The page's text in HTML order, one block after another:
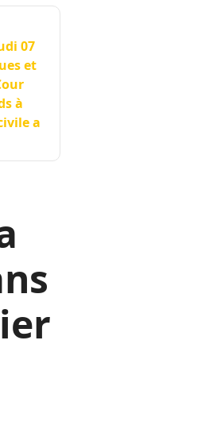
07
et
à
a